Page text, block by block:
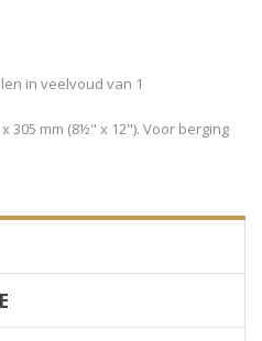
in veelvoud van 1
305 mm (8½" x 12"). Voor berging